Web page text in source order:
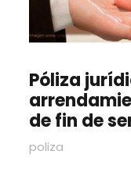
Póliza
de fin de
poliza